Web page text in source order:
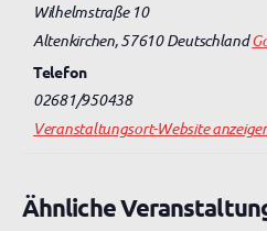
Wilhelmstraße 10
Altenkirchen,57610 Deutschland
Telefon
02681/950438
Veranstaltungsort-Website
Ähnliche